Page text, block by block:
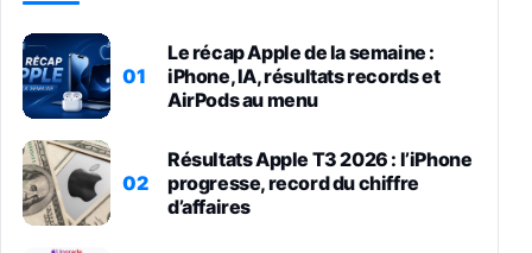
01
Le récap Apple de la semaine :
iPhone, IA, résultats records et
AirPods au menu
02
Résultats Apple T3 2026 : l’iPhone
progresse, record du chiffre
d’affaires